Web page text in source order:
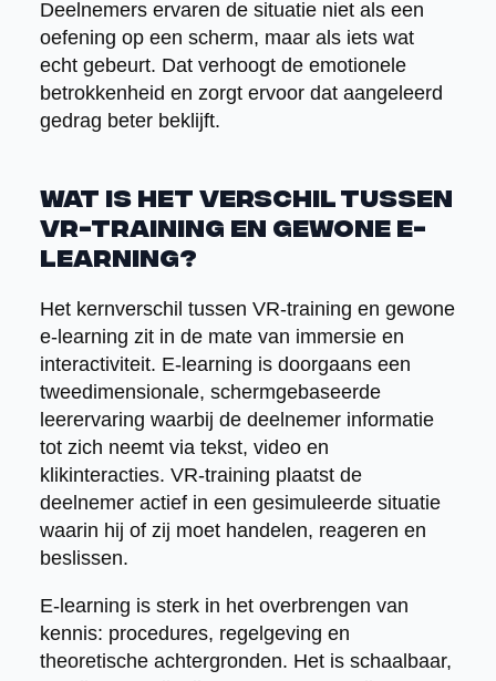
Deelnemers ervaren de situatie niet als een
oefening op een scherm, maar als iets wat
echt gebeurt. Dat verhoogt de emotionele
betrokkenheid en zorgt ervoor dat aangeleerd
gedrag beter beklijft.
Wat is het verschil tussen
VR-training en gewone e-
learning?
Het kernverschil tussen VR-training en gewone
e-learning zit in de mate van immersie en
interactiviteit. E-learning is doorgaans een
tweedimensionale, schermgebaseerde
leerervaring waarbij de deelnemer informatie
tot zich neemt via tekst, video en
klikinteracties. VR-training plaatst de
deelnemer actief in een gesimuleerde situatie
waarin hij of zij moet handelen, reageren en
beslissen.
E-learning is sterk in het overbrengen van
kennis: procedures, regelgeving en
theoretische achtergronden. Het is schaalbaar,